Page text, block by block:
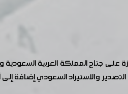
جناح المملكة العربية